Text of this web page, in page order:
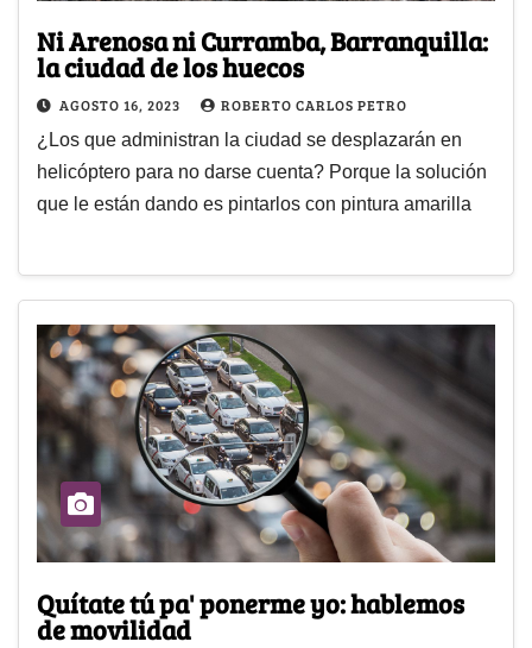
Ni Arenosa ni Curramba, Barranquilla:
la ciudad de los huecos
AGOSTO 16, 2023 ROBERTO CARLOS PETRO
¿Los que administran la ciudad se desplazarán en
helicóptero para no darse cuenta? Porque la solución
que le están dando es pintarlos con pintura amarilla
Quítate tú pa' ponerme yo: hablemos
de movilidad